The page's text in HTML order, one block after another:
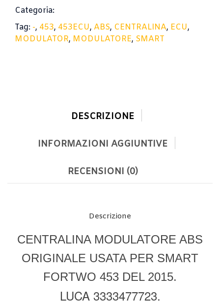
Categoria:
Tag: -, 453, 453ECU, ABS, CENTRALINA, ECU,
MODULATOR, MODULATORE, SMART
DESCRIZIONE
INFORMAZIONI AGGIUNTIVE
RECENSIONI (0)
Descrizione
CENTRALINA MODULATORE ABS
ORIGINALE USATA PER SMART
FORTWO 453 DEL 2015.
LUCA 3333477723.